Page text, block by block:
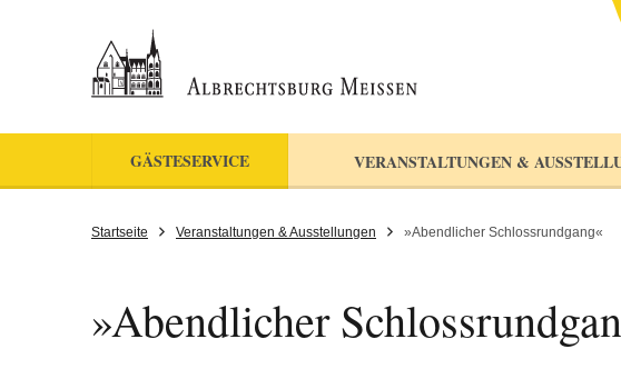
GÄSTESERVICE VERANSTALTUNGEN &
Startseite Veranstaltungen & Ausstellungen »Abendlicher Schlossrundgang«
»Abendlicher